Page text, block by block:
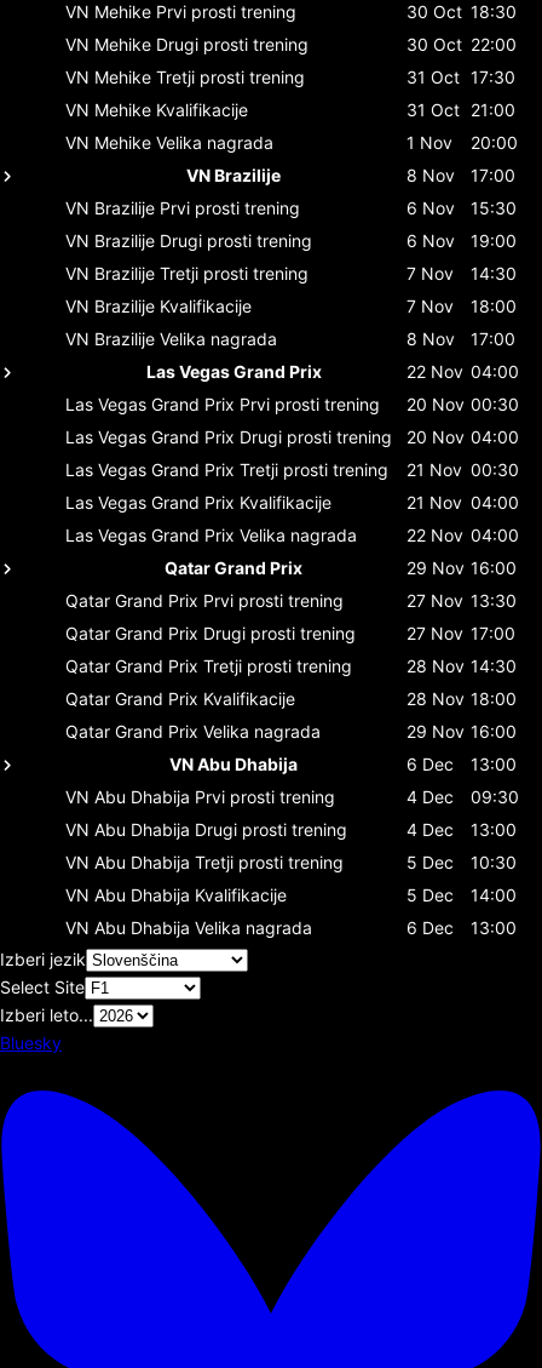
VN Mehike Prvi prosti trening 30 Oct 18:30
VN Mehike Drugi prosti trening 30 Oct 22:00
VN Mehike Tretji prosti trening 31 Oct 17:30
VN Mehike Kvalifikacije 31 Oct 21:00
VN Mehike Velika nagrada 1 Nov
20:00
VN Brazilije
8 Nov
17:00
VN Brazilije Prvi prosti trening 6 Nov
15:30
VN Brazilije Drugi prosti trening 6 Nov
19:00
VN Brazilije Tretji prosti trening 7 Nov
14:30
VN Brazilije Kvalifikacije 7 Nov
18:00
VN Brazilije Velika nagrada 8 Nov
17:00
Las Vegas Grand Prix
22 Nov 04:00
Las Vegas Grand Prix Prvi prosti trening 20 Nov 00:30
Las Vegas Grand Prix Drugi prosti trening 20 Nov 04:00
Las Vegas Grand Prix Tretji prosti trening 21 Nov 00:30
Las Vegas Grand Prix Kvalifikacije 21 Nov 04:00
Las Vegas Grand Prix Velika nagrada 22 Nov 04:00
Qatar Grand Prix
29 Nov 16:00
Qatar Grand Prix Prvi prosti trening 27 Nov 13:30
Qatar Grand Prix Drugi prosti trening 27 Nov 17:00
Qatar Grand Prix Tretji prosti trening 28 Nov 14:30
Qatar Grand Prix Kvalifikacije 28 Nov 18:00
Qatar Grand Prix Velika nagrada 29 Nov 16:00
VN Abu Dhabija
6 Dec
13:00
VN Abu Dhabija Prvi prosti trening 4 Dec
09:30
VN Abu Dhabija Drugi prosti trening 4 Dec
13:00
VN Abu Dhabija Tretji prosti trening 5 Dec
10:30
VN Abu Dhabija Kvalifikacije 5 Dec
14:00
VN Abu Dhabija Velika nagrada 6 Dec
13:00
Izberi jezik
Select Site
Izberi leto...
Bluesky